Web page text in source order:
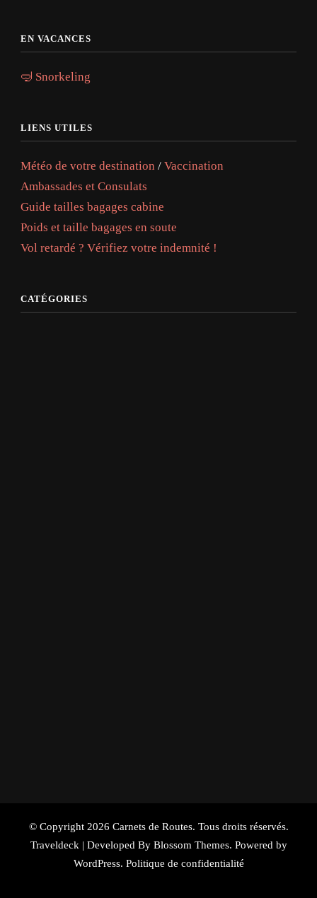
EN VACANCES
🤿 Snorkeling
LIENS UTILES
Météo de votre destination / Vaccination
Ambassades et Consulats
Guide tailles bagages cabine
Poids et taille bagages en soute
Vol retardé ? Vérifiez votre indemnité !
CATÉGORIES
© Copyright 2026 Carnets de Routes. Tous droits réservés.
Traveldeck | Developed By Blossom Themes. Powered by
WordPress. Politique de confidentialité